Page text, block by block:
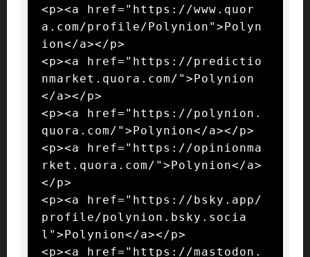
<p><a href="https://www.quor
a.com/profile/Polynion">Polyn
ion</a></p>
<p><a href="https://predictio
nmarket.quora.com/">Polynion
</a></p>
<p><a href="https://polynion.
quora.com/">Polynion</a></p>
<p><a href="https://opinionma
rket.quora.com/">Polynion</a>
</p>
<p><a href="https://bsky.app/
profile/polynion.bsky.socia
l">Polynion</a></p>
<p><a href="https://mastodon.